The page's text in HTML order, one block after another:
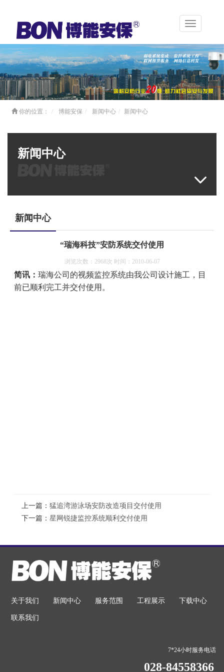
Toggle
你的位置： 博能安保 新闻中心 新闻中心
新闻中心
新闻中心
“瑞海科技”安防系统交付使用
浏览次数：2968次 时间：2010-06-07
简讯： 瑞海公司的视频监控系统由我公司设计施工，目
前已顺利完工并交付使用。
上一篇： 猛追湾游泳场安防改造项目交付使用
下一篇： 星网锐捷监控系统顺利交付使用
关于我们 新闻中心 服务范围 工程展示 下载中心
联系我们
7*24小时服务电话
028-84558366